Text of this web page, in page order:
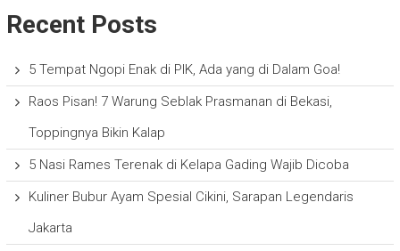
Recent Posts
5 Tempat Ngopi Enak di PIK, Ada yang di Dalam Goa!
Raos Pisan! 7 Warung Seblak Prasmanan di Bekasi,
Toppingnya Bikin Kalap
5 Nasi Rames Terenak di Kelapa Gading Wajib Dicoba
Kuliner Bubur Ayam Spesial Cikini, Sarapan Legendaris
Jakarta